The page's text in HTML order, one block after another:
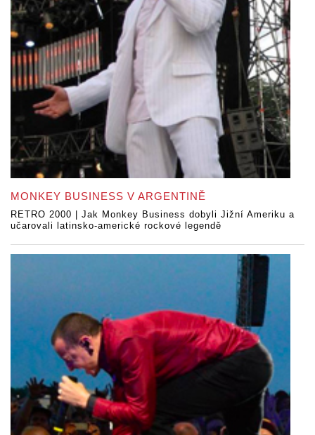
MONKEY BUSINESS V ARGENTINĚ
RETRO 2000 | Jak Monkey Business dobyli Jižní Ameriku a
učarovali latinsko-americké rockové legendě